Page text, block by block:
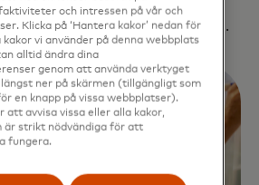
våra partnerskap och olika
startup-företag att växa.
och intressen på vår och
Klicka på ‘Hantera kakor’ nedan för
vi använder på denna webbplats
alltid ändra dina
genom att använda verktyget
längst ner på skärmen (tillgängligt som
en knapp på vissa webbplatser).
att avvisa vissa eller alla kakor,
är strikt nödvändiga för att
fungera.